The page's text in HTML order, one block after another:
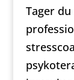
Tager